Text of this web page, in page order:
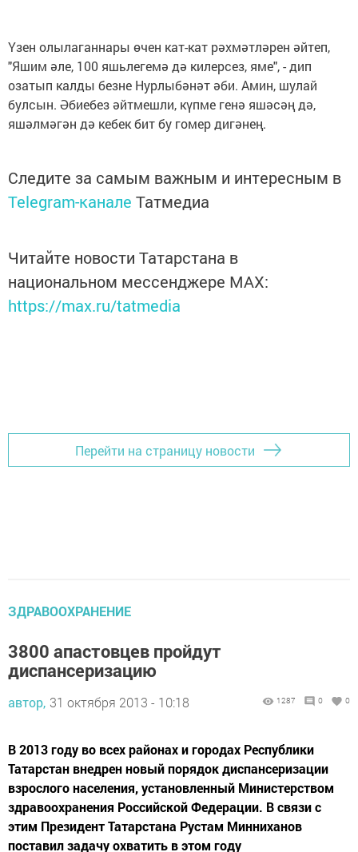
Үзен олылаганнары өчен кат-кат рәхмәтләрен әйтеп,
"Яшим әле, 100 яшьлегемә дә килерсез, яме", - дип
озатып калды безне Нурлыбәнәт әби. Амин, шулай
булсын. Әбиебез әйтмешли, күпме генә яшәсәң дә,
яшәлмәгән дә кебек бит бу гомер дигәнең.
Следите за самым важным и интересным в
Telegram-канале Татмедиа
Читайте новости Татарстана в
национальном мессенджере MАХ:
https://max.ru/tatmedia
Перейти на страницу новости
ЗДРАВООХРАНЕНИЕ
3800 апастовцев пройдут
диспансеризацию
автор, 31 октября 2013 - 10:18 1287 0 0
В 2013 году во всех районах и городах Республики
Татарстан внедрен новый порядок диспансеризации
взрослого населения, установленный Министерством
здравоохранения Российской Федерации. В связи с
этим Президент Татарстана Рустам Минниханов
поставил задачу охватить в этом году